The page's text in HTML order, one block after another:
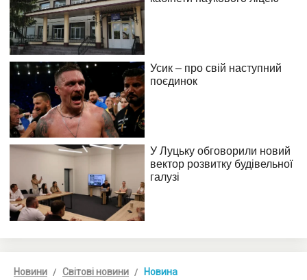
Новини Світові новини Новина